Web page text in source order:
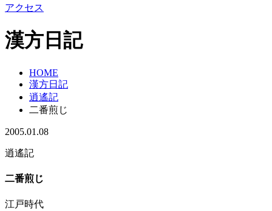
アクセス
漢方日記
HOME
漢方日記
逍遙記
二番煎じ
2005.01.08
逍遙記
二番煎じ
江戸時代